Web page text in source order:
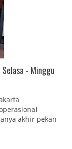
- Minggu
akhir pekan